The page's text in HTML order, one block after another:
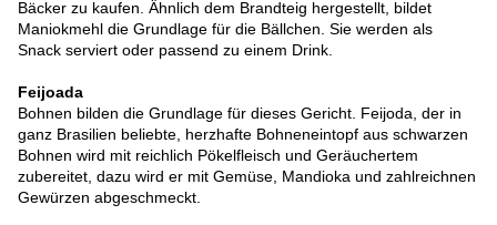
Bäcker zu kaufen. Ähnlich dem Brandteig hergestellt, bildet
Maniokmehl die Grundlage für die Bällchen. Sie werden als
Snack serviert oder passend zu einem Drink.
Feijoada
Bohnen bilden die Grundlage für dieses Gericht. Feijoda, der in
ganz Brasilien beliebte, herzhafte Bohneneintopf aus schwarzen
Bohnen wird mit reichlich Pökelfleisch und Geräuchertem
zubereitet, dazu wird er mit Gemüse, Mandioka und zahlreichnen
Gewürzen abgeschmeckt.